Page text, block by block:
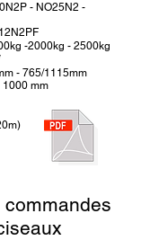
- NO25N2 -
-2000kg - 2500kg
- 765/1115mm
mm